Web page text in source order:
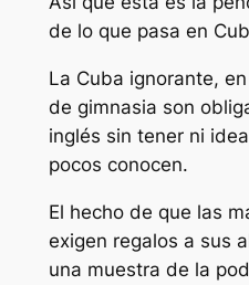
de lo que pasa en
La Cuba ignorante,
de gimnasia son
inglés sin tener ni
pocos conocen.
El hecho de que las
exigen regalos a sus
una muestra de la